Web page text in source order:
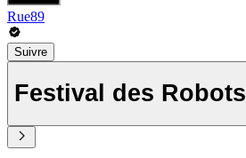
Rue89
Suivre
Festival des Robots